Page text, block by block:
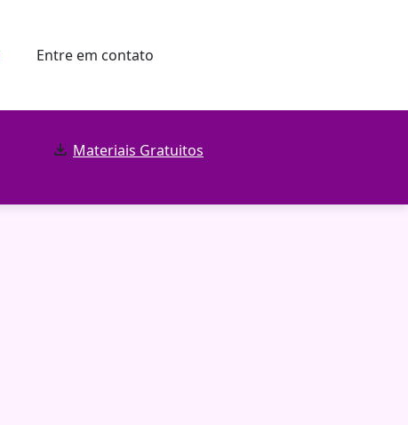
Entre em contato
Materiais Gratuitos